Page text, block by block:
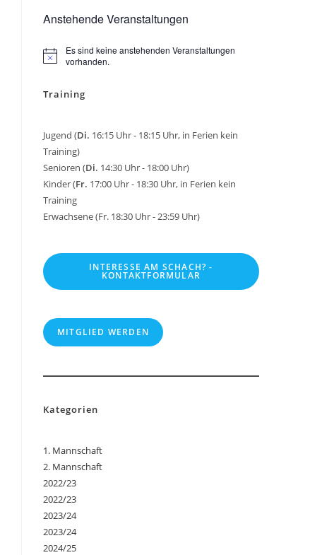
Anstehende Veranstaltungen
H
w
Es sind keine anstehenden Veranstaltungen
vorhanden.
Training
Jugend (Di. 16:15 Uhr - 18:15 Uhr, in Ferien kein
Training)
Senioren (Di. 14:30 Uhr - 18:00 Uhr)
Kinder (Fr. 17:00 Uhr - 18:30 Uhr, in Ferien kein
Training
Erwachsene (Fr. 18:30 Uhr - 23:59 Uhr)
INTERESSE AM SCHACH? -
KONTAKTFORMULAR
MITGLIED WERDEN
Kategorien
1. Mannschaft
2. Mannschaft
2022/23
2022/23
2023/24
2023/24
2024/25